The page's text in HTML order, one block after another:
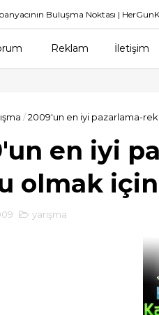
Buluşma Noktası |
Reklam İletişim
/2009'un en iyi pazarlama-
en iyi
olmak için
yarışma